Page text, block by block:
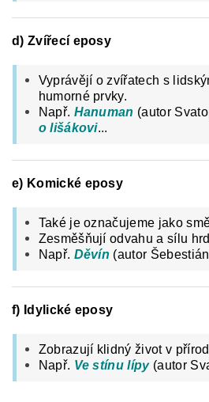
d) Zvířecí eposy
Vyprávějí o zvířatech s
humorné prvky.
Např. Hanuman (autor
o lišákovi...
e) Komické eposy
Také je označujeme jako
Zesměšňují odvahu a sílu
Např. Děvín (autor
f) Idylické eposy
Zobrazují klidný život v
Např. Ve stínu lípy(autor